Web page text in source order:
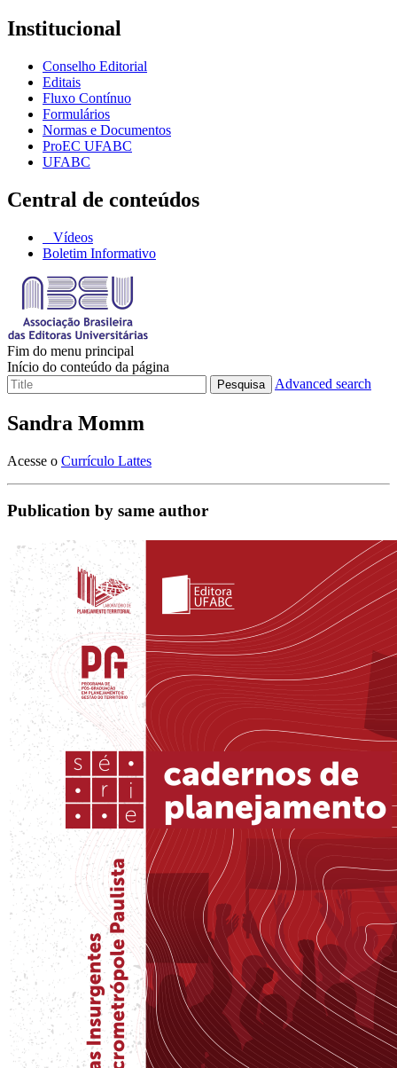
Institucional
Conselho Editorial
Editais
Fluxo Contínuo
Formulários
Normas e Documentos
ProEC UFABC
UFABC
Central de conteúdos
Vídeos
Boletim Informativo
Fim do menu principal
Início do conteúdo da página
Pesquisa Advanced search
Sandra Momm
Acesse o Currículo Lattes
Publication by same author